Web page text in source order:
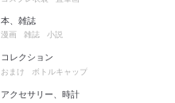
本、雑誌
漫画 雑誌 小説
コレクション
おまけ ボトルキャップ
アクセサリー、時計